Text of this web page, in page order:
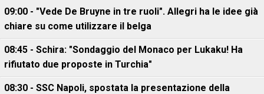
09:00 - "Vede De Bruyne in tre ruoli". Allegri ha le idee già
chiare su come utilizzare il belga
08:45 - Schira: "Sondaggio del Monaco per Lukaku! Ha
rifiutato due proposte in Turchia"
08:30 - SSC Napoli, spostata la presentazione della